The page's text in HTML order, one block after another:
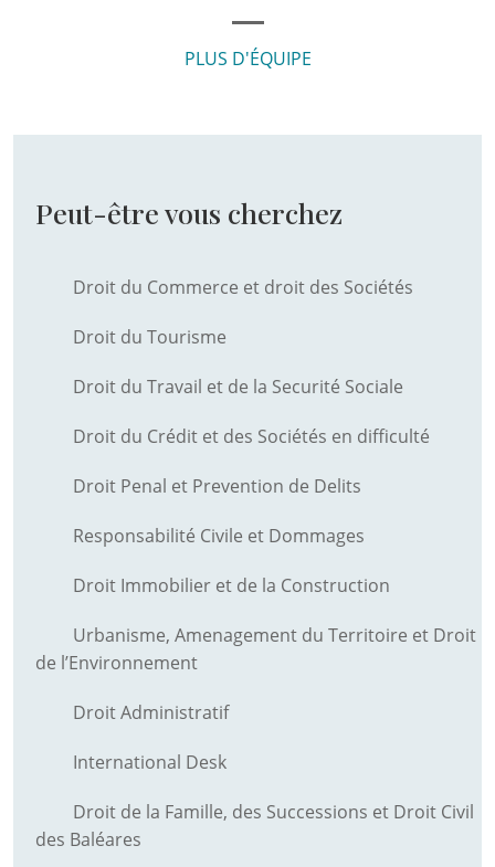
PLUS D'ÉQUIPE
Peut-être vous cherchez
Droit du Commerce et droit des Sociétés
Droit du Tourisme
Droit du Travail et de la Securité Sociale
Droit du Crédit et des Sociétés en difficulté
Droit Penal et Prevention de Delits
Responsabilité Civile et Dommages
Droit Immobilier et de la Construction
Urbanisme, Amenagement du Territoire et Droit
de l’Environnement
Droit Administratif
International Desk
Droit de la Famille, des Successions et Droit Civil
des Baléares